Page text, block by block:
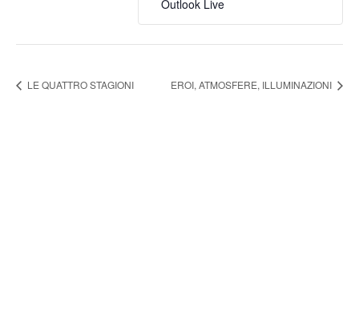
Outlook Live
LE QUATTRO STAGIONI EROI, ATMOSFERE, ILLUMINAZIONI